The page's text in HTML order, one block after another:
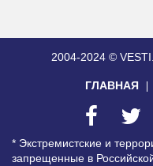
2004-2024 ©
ГЛАВНАЯ
* Экстремистские и
запрещенные в